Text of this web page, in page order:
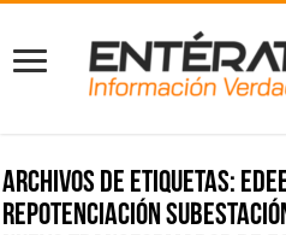
Archivos de etiquetas:
repotenciación